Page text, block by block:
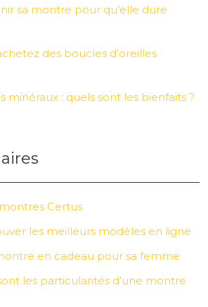
sa montre pour qu’elle dure
des boucles d’oreilles
minéraux : quels sont les bienfaits ?
Certus
les meilleurs modèles en ligne
en cadeau pour sa femme
les particularités d’une montre